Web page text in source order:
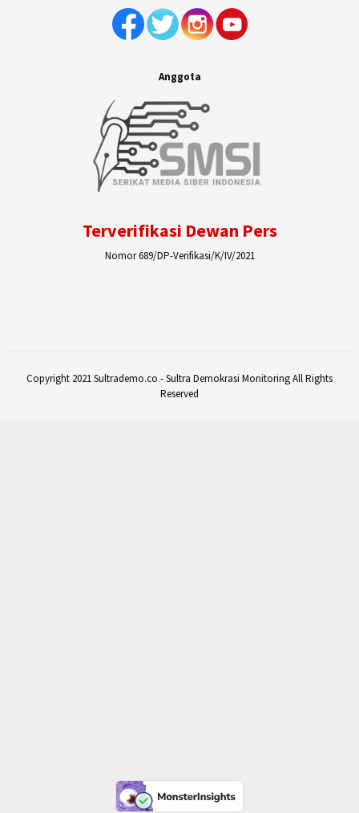
Anggota
Terverifikasi Dewan Pers
Nomor 689/DP-Verifikasi/K/IV/2021
Copyright 2021 Sultrademo.co - Sultra Demokrasi Monitoring All Rights
Reserved